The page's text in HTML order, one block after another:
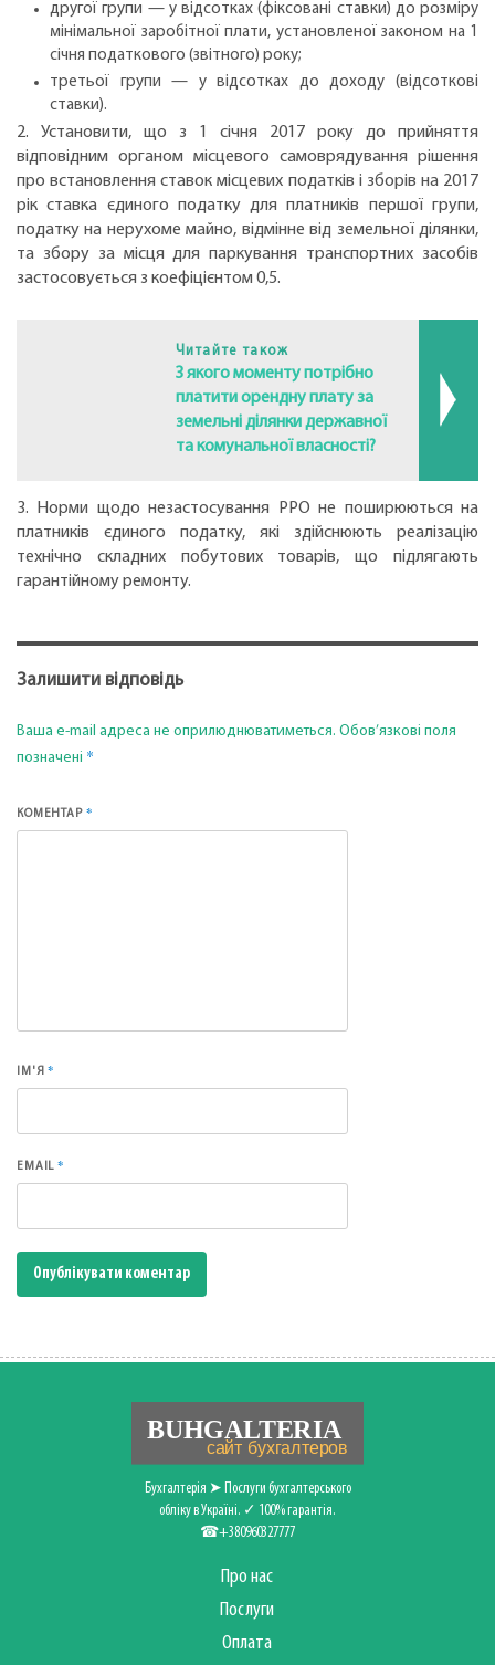
другої групи — у відсотках (фіксовані ставки) до розміру
мінімальної заробітної плати, установленої законом на 1
січня податкового (звітного) року;
третьої групи — у відсотках до доходу (відсоткові
ставки).
2. Установити, що з 1 січня 2017 року до прийняття
відповідним органом місцевого самоврядування рішення
про встановлення ставок місцевих податків і зборів на 2017
рік ставка єдиного податку для платників першої групи,
податку на нерухоме майно, відмінне від земельної ділянки,
та збору за місця для паркування транспортних засобів
застосовується з коефіцієнтом 0,5.
Читайте також
З якого моменту потрібно
платити орендну плату за
земельні ділянки державної
та комунальної власності?
3. Норми щодо незастосування РРО не поширюються на
платників єдиного податку, які здійснюють реалізацію
технічно складних побутових товарів, що підлягають
гарантійному ремонту.
Залишити відповідь
Ваша e-mail адреса не оприлюднюватиметься. Обов’язкові поля
позначені *
КОМЕНТАР *
ІМ'Я*
EMAIL*
Бухгалтерія ➤ Послуги бухгалтерського
обліку в Україні. ✓ 100% гарантія.
☎+380960327777
Про нас
Послуги
Оплата